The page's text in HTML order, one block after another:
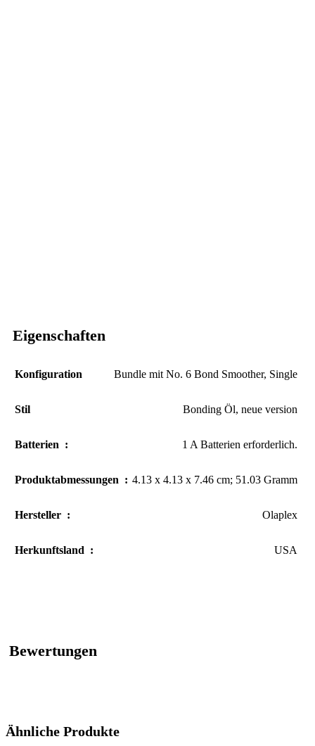
Eigenschaften
Konfiguration Bundle mit No. 6 Bond Smoother, Single
Stil Bonding Öl, neue version
Batterien ‏ : ‎ 1 A Batterien erforderlich.
Produktabmessungen ‏ : ‎ 4.13 x 4.13 x 7.46 cm; 51.03 Gramm
Hersteller ‏ : ‎ Olaplex
Herkunftsland ‏ : ‎ USA
Bewertungen
Ähnliche Produkte